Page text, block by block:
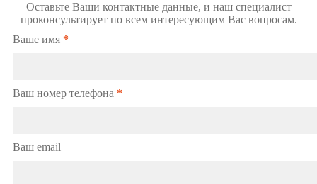
Оставьте Ваши контактные данные, и наш специалист
проконсультирует по всем интересующим Вас вопросам.
Ваше имя *
Ваш номер телефона *
Ваш email